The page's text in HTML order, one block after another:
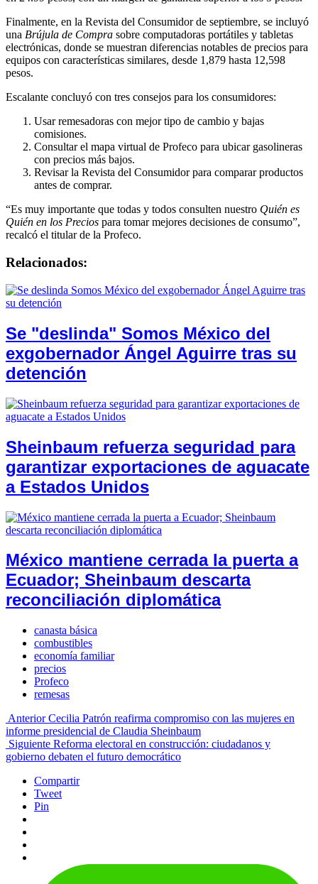
Finalmente, en la Revista del Consumidor de septiembre, se incluyó
una Brújula de Compra sobre computadoras portátiles y tabletas
electrónicas, donde se muestran diferencias notables de precios para
equipos con características similares, desde 1,879 hasta 12,598
pesos.
Escalante concluyó con tres consejos para los consumidores:
Usar remesadoras con mejor tipo de cambio y bajas
comisiones.
Consultar el mapa virtual de Profeco para ubicar gasolineras
con precios más bajos.
Revisar la Revista del Consumidor para comparar productos
antes de comprar.
“Es muy importante que todas y todos consulten nuestro Quién es
Quién en los Precios para tomar mejores decisiones de consumo”,
recalcó el titular de la Profeco.
Relacionados:
Se "deslinda" Somos México del
exgobernador Ángel Aguirre tras su
detención
Sheinbaum refuerza seguridad para
garantizar exportaciones de aguacate
a Estados Unidos
México mantiene cerrada la puerta a
Ecuador; Sheinbaum descarta
reconciliación diplomática
canasta básica
combustibles
economía familiar
precios
Profeco
remesas
Anterior Cecilia Patrón reafirma compromiso con las mujeres en
informe presidencial de Claudia Sheinbaum
Siguiente Reforma electoral en construcción: ciudadanos y
gobierno debaten el futuro democrático
Compartir
Tweet
Pin